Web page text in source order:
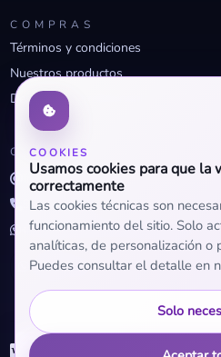
COOKIES
Usamos cookies para que la
correctamente
Las cookies técnicas son
funcionamiento del sitio. Solo
analíticas, de personalización
Puedes consultar el detalle en
Solo
COMPRAS
Términos y condiciones
Nuestros productos
Descuentos profesionales
CONTACTO
info@openclima.com
919 32 73 23
+34 623 56 04 93 (WhatsApp)